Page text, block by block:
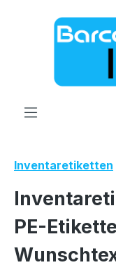
Zum Hauptinhalt
Inventaretiketten
PE-